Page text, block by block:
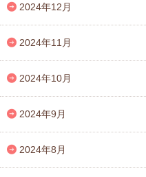
2024年12月
2024年11月
2024年10月
2024年9月
2024年8月